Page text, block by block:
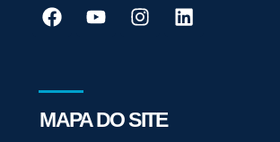
MAPA DO SITE